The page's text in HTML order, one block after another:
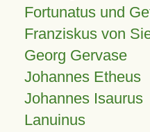
Fortunatus und
Franziskus von
Georg Gervase
Johannes Etheus
Johannes Isaurus
Lanuinus